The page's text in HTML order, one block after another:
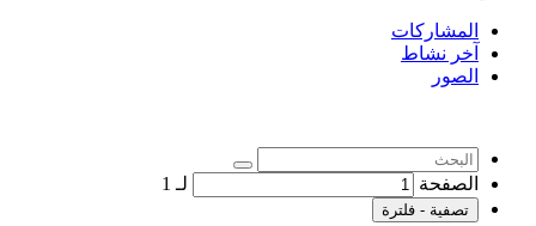
المشاركات
آخر نشاط
الصور
الصفحة لـ 1
تصفية - فلترة